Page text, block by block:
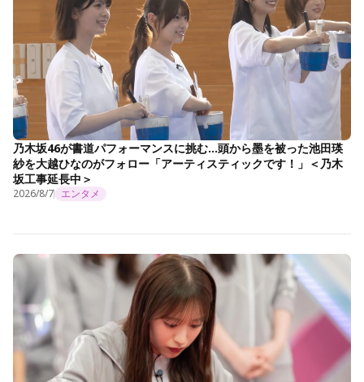
乃木坂46が書道パフォーマンスに挑む…頭から墨を被った池田瑛
紗を大越ひなのがフォロー「アーティスティックです！」＜乃木
坂工事延長中＞
2026/8/7 エンタメ